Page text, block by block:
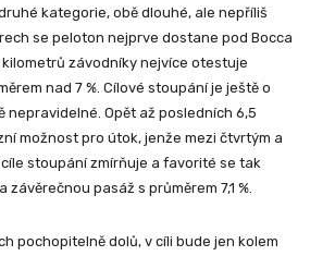
kategorie, obě dlouhé, ale nepříliš
se peloton nejprve dostane pod Bocca
kilometrů závodníky nejvíce otestuje
nad 7 %. Cílové stoupání je ještě o
nepravidelné. Opět až posledních 6,5
možnost pro útok, jenže mezi čtvrtým a
stoupání zmírňuje a favorité se tak
pasáž s průměrem 7,1 %.
pochopitelně dolů, v cíli bude jen kolem